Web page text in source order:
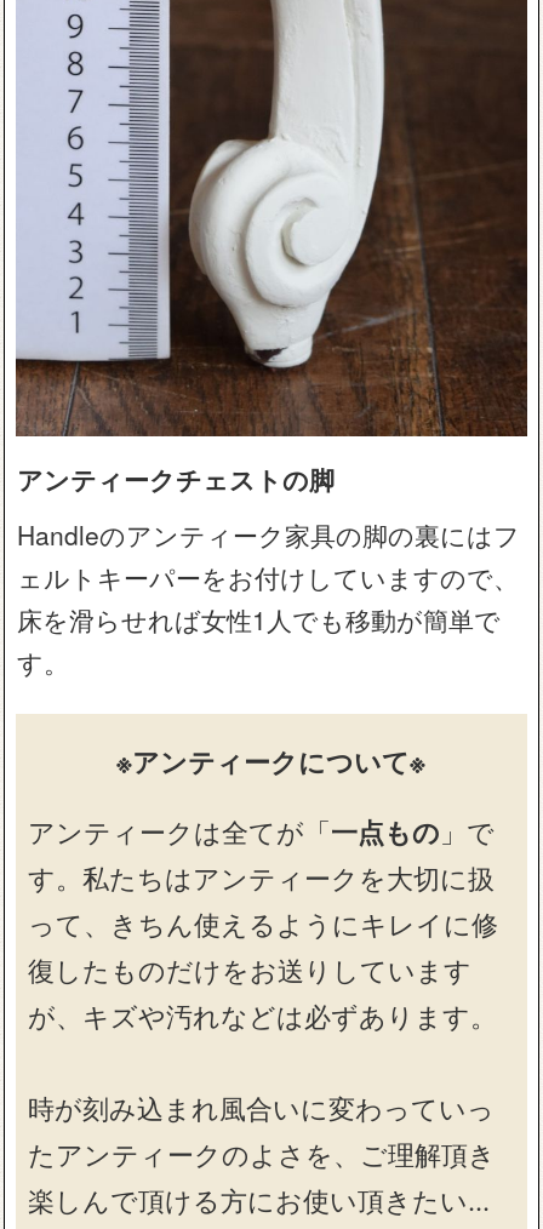
アンティークチェストの脚
Handleのアンティーク家具の脚の裏にはフ
ェルトキーパーをお付けしていますので、
床を滑らせれば女性1人でも移動が簡単で
す。
※アンティークについて※
アンティークは全てが「一点もの 」で
す。私たちはアンティークを大切に扱
って、きちん使えるようにキレイに修
復したものだけをお送りしています
が、キズや汚れなどは必ずあります。
時が刻み込まれ風合いに変わっていっ
たアンティークのよさを、ご理解頂き
楽しんで頂ける方にお使い頂きたい…